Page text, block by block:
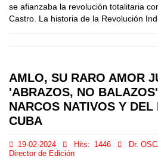
se afianzaba la revolución totalitaria
Castro. La historia de la Revolución
AMLO, SU RARO AMOR
'ABRAZOS, NO
NARCOS NATIVOS Y DEL
CUBA
19-02-2024 Hits: 1446
Dr.
Director de Edición